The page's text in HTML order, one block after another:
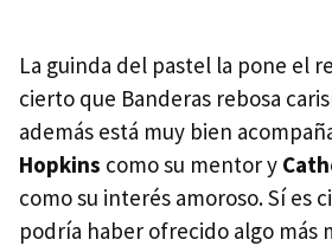
La guinda del pastel la pone el
cierto que Banderas rebosa
además está muy bien
Hopkins como su mentor y
como su interés amoroso. Sí es
podría haber ofrecido algo más